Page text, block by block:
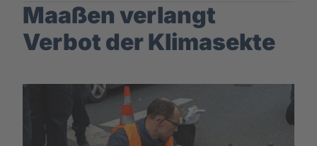
Maaßen verlangt
Verbot der Klimasekte